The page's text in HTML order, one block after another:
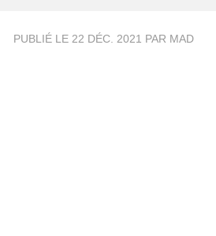
PUBLIÉ LE 22 DÉC. 2021 PAR MAD